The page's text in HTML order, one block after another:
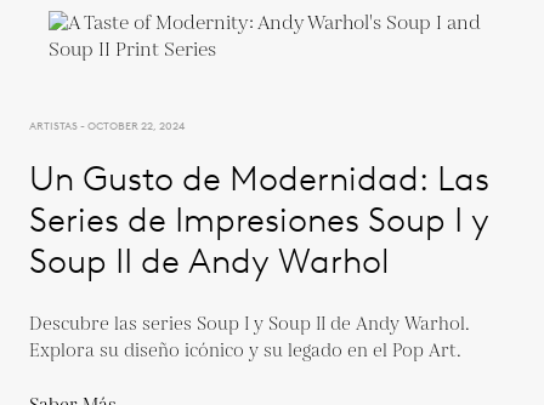
ARTISTAS - OCTOBER 22, 2024
Un Gusto de Modernidad: Las
Series de Impresiones Soup I y
Soup II de Andy Warhol
Descubre las series Soup I y Soup II de Andy Warhol.
Explora su diseño icónico y su legado en el Pop Art.